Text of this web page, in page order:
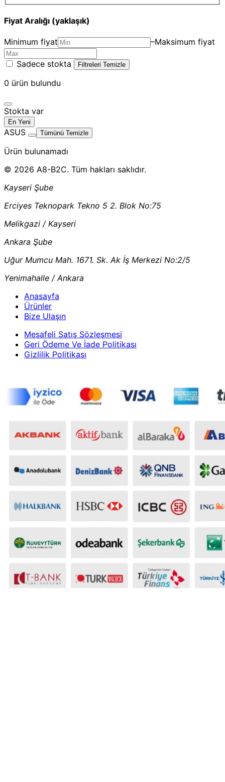
Fiyat Aralığı (yaklaşık)
Minimum fiyat –Maksimum fiyat
Sadece stokta Filtreleri Temizle
0 ürün bulundu
Stokta var
En Yeni
ASUS Tümünü Temizle
Ürün bulunamadı
© 2026 A8-B2C. Tüm hakları saklıdır.
Kayseri Şube
Erciyes Teknopark Tekno 5 2. Blok No:75
Melikgazi / Kayseri
Ankara Şube
Uğur Mumcu Mah. 1671. Sk. Ak İş Merkezi No:2/5
Yenimahalle / Ankara
Anasayfa
Ürünler
Bize Ulaşın
Mesafeli Satış Sözleşmesi
Geri Ödeme Ve İade Politikası
Gizlilik Politikası